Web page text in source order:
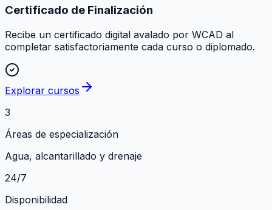
Certificado de Finalización
Recibe un certificado digital avalado por WCAD al
completar satisfactoriamente cada curso o diplomado.
Explorar cursos
3
Áreas de especialización
Agua, alcantarillado y drenaje
24/7
Disponibilidad